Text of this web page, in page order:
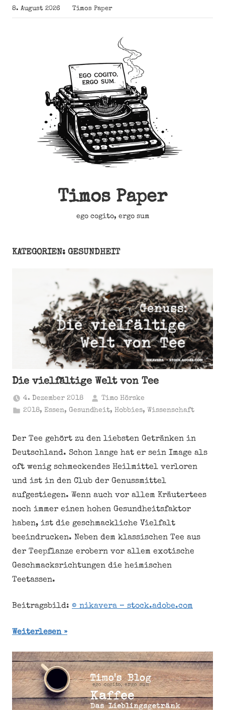
Zum
Inhalt
8. August 2026 Timos Paper
Timos Paper
ego cogito, ergo sum
KATEGORIEN: GESUNDHEIT
Die vielfältige Welt von Tee
4. Dezember 2018
Timo Hörske
2018, Essen,Gesundheit,Hobbies, Wissenschaft
Der Tee gehört zu den liebsten Getränken in
Deutschland. Schon lange hat er sein Image als
oft wenig schmeckendes Heilmittel verloren
und ist in den Club der Genussmittel
aufgestiegen. Wenn auch vor allem Kräutertees
noch immer einen hohen Gesundheitsfaktor
haben, ist die geschmackliche Vielfalt
beeindrucken. Neben dem klassischen Tee aus
der Teepflanze erobern vor allem exotische
Geschmacksrichtungen die heimischen
Teetassen.
Beitragsbild: © nikavera – stock.adobe.com
Weiterlesen